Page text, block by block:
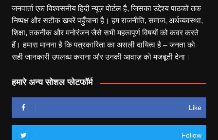
जनवार्ता एक विश्वसनीय हिंदी न्यूज़ पोर्टल है, जिसका उद्देश्य पाठकों तक
निष्पक्ष और सटीक खबरें पहुँचाना है। हम राजनीति, समाज, अर्थव्यवस्था,
शिक्षा, तकनीक और मनोरंजन जैसे सभी महत्वपूर्ण विषयों को कवर करते
हैं। हमारा मानना है कि पत्रकारिता का असली दायित्व है – जनता को
सही जानकारी उपलब्ध कराना और उनकी आवाज़ को मजबूती देना।
हमारे अन्य सोशल प्लेटफॉर्म
Like
Follow